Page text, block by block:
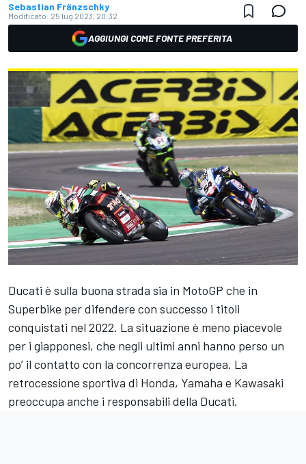
Sebastian Fränzschky
Modificato: 25 lug 2023, 20:32
AGGIUNGI COME FONTE PREFERITA
Ducati è sulla buona strada sia in MotoGP che in
Superbike per difendere con successo i titoli
conquistati nel 2022. La situazione è meno piacevole
per i giapponesi, che negli ultimi anni hanno perso un
po’ il contatto con la concorrenza europea. La
retrocessione sportiva di Honda, Yamaha e Kawasaki
preoccupa anche i responsabili della Ducati.